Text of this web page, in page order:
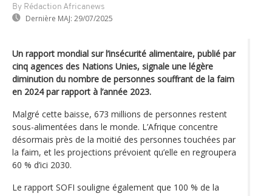
By Rédaction Africanews
Dernière MAJ: 29/07/2025
Un rapport mondial sur l’insécurité alimentaire, publié par
cinq agences des Nations Unies, signale une légère
diminution du nombre de personnes souffrant de la faim
en 2024 par rapport à l’année 2023.
Malgré cette baisse, 673 millions de personnes restent
sous-alimentées dans le monde. L’Afrique concentre
désormais près de la moitié des personnes touchées par
la faim, et les projections prévoient qu’elle en regroupera
60 % d’ici 2030.
Le rapport SOFI souligne également que 100 % de la